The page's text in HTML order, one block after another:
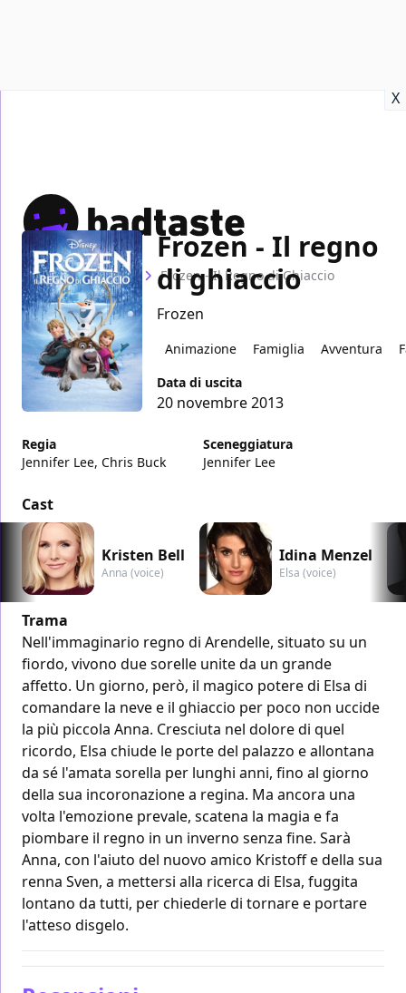
X
Home Film Frozen - Il Regno di Ghiaccio
Frozen - Il regno
di ghiaccio
Frozen
Animazione Famiglia Avventura
Data di uscita
20 novembre 2013
Regia
Jennifer Lee, Chris Buck
Sceneggiatura
Jennifer Lee
Cast
Kristen Bell
Anna (voice)
Idina Menzel
Elsa (voice)
Trama
Nell'immaginario regno di Arendelle, situato su un
fiordo, vivono due sorelle unite da un grande
affetto. Un giorno, però, il magico potere di Elsa di
comandare la neve e il ghiaccio per poco non uccide
la più piccola Anna. Cresciuta nel dolore di quel
ricordo, Elsa chiude le porte del palazzo e allontana
da sé l'amata sorella per lunghi anni, fino al giorno
della sua incoronazione a regina. Ma ancora una
volta l'emozione prevale, scatena la magia e fa
piombare il regno in un inverno senza fine. Sarà
Anna, con l'aiuto del nuovo amico Kristoff e della sua
renna Sven, a mettersi alla ricerca di Elsa, fuggita
lontano da tutti, per chiederle di tornare e portare
l'atteso disgelo.